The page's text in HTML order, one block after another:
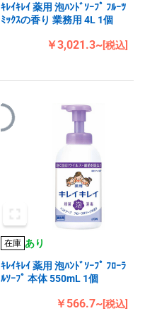
ｷﾚｲｷﾚｲ 薬用 泡ﾊﾝﾄﾞｿｰﾌﾟ ﾌﾙｰﾂ
ﾐｯｸｽの香り 業務用 4L 1個
￥3,021.3~[税込]
在庫 あり
ｷﾚｲｷﾚｲ 薬用 泡ﾊﾝﾄﾞｿｰﾌﾟ ﾌﾛｰﾗ
ﾙｿｰﾌﾟ 本体 550mL 1個
￥566.7~[税込]